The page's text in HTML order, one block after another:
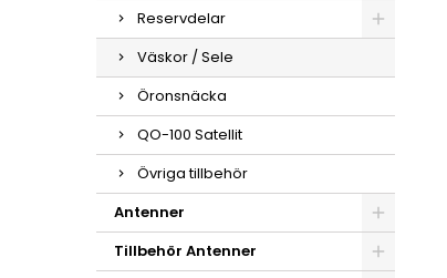
Reservdelar
Väskor / Sele
Öronsnäcka
QO-100 Satellit
Övriga tillbehör
Antenner
Tillbehör Antenner